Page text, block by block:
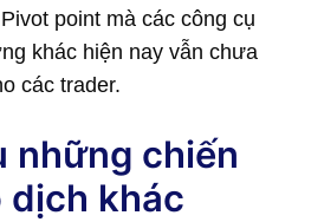
point mà các công cụ
khác hiện nay vẫn chưa
các trader.
những chiến
dịch khác